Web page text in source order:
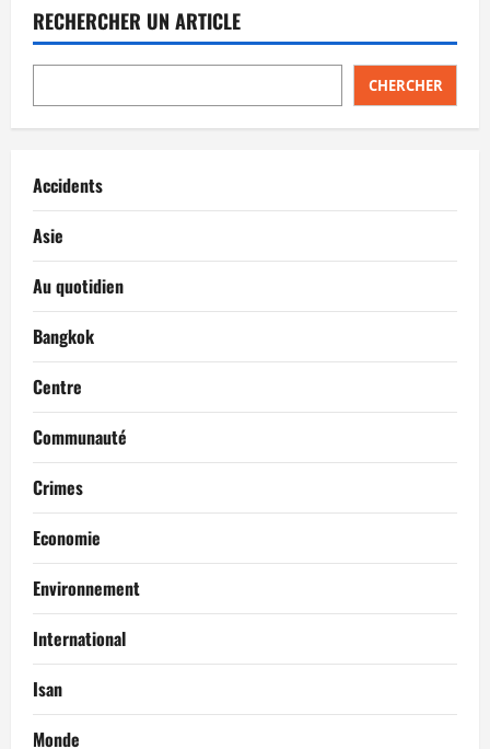
RECHERCHER UN ARTICLE
CHERCHER
Accidents
Asie
Au quotidien
Bangkok
Centre
Communauté
Crimes
Economie
Environnement
International
Isan
Monde